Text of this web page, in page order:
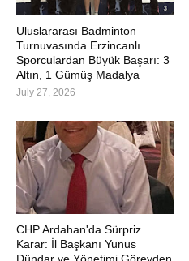
Uluslararası Badminton
Turnuvasında Erzincanlı
Sporculardan Büyük Başarı: 3
Altın, 1 Gümüş Madalya
July 27, 2026
CHP Ardahan'da Sürpriz
Karar: İl Başkanı Yunus